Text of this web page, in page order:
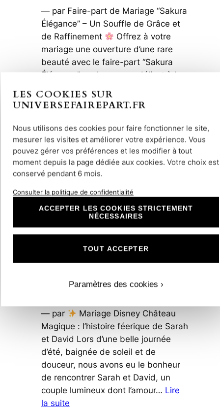
— par Faire-part de Mariage “Sakura
Élégance” – Un Souffle de Grâce et
de Raffinement
Offrez à votre
mariage une ouverture d’une rare
beauté avec le faire-part “Sakura
Élégance”, un hommage délicat à la
suite:
part
de
Mariage
Sakura
Arbre
cerisier
Souffle
et
de
l’histoire féerique de Sarah et David
— par
Mariage Disney Château
Magique : l’histoire féerique de Sarah
et David Lors d’une belle journée
d’été, baignée de soleil et de
douceur, nous avons eu le bonheur
de rencontrer Sarah et David, un
couple lumineux dont l’amour… Lire
la suite:
LES COOKIES SUR
UNIVERSEFAIREPART.FR
Nous utilisons des cookies pour faire fonctionner le site,
mesurer les visites et améliorer votre expérience. Vous
pouvez gérer vos préférences et les modifier à tout
moment depuis la page dédiée aux cookies. Votre choix est
conservé pendant 6 mois.
Consulter la politique de confidentialité
ACCEPTER LES COOKIES STRICTEMENT
NÉCESSAIRES
Paramètres des cookies ›
TOUT ACCEPTER